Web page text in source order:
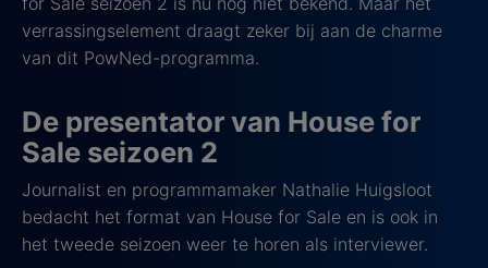
verrassingselement draagt zeker bij aan de charme
van dit PowNed-programma.
De presentator van House for
Sale seizoen 2
Journalist en programmamaker Nathalie Huigsloot
bedacht het format van House for Sale en is ook in
het tweede seizoen weer te horen als interviewer.